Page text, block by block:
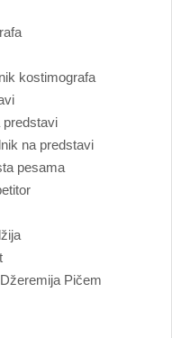
kostimografa
predstavi
na predstavi
pesama
Pičem